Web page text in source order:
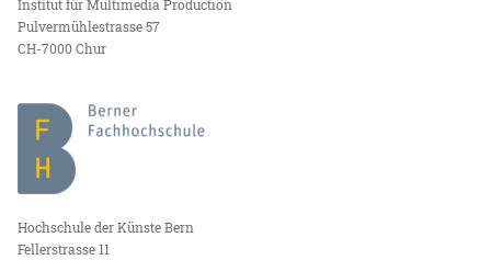
Institut für Multimedia Production
Pulvermühlestrasse 57
CH-7000 Chur
Hochschule der Künste Bern
Fellerstrasse 11